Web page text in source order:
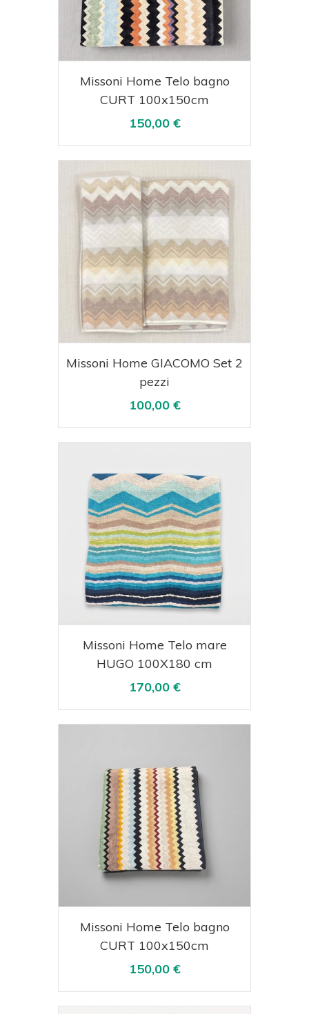
Acquista Visualizza
Missoni Home Telo bagno
CURT 100x150cm
150,00 €
Acquista Visualizza
Missoni Home GIACOMO Set 2
pezzi
100,00 €
Acquista
Missoni Home Telo mare
HUGO 100X180 cm
170,00 €
Acquista Visualizza
Missoni Home Telo bagno
CURT 100x150cm
150,00 €